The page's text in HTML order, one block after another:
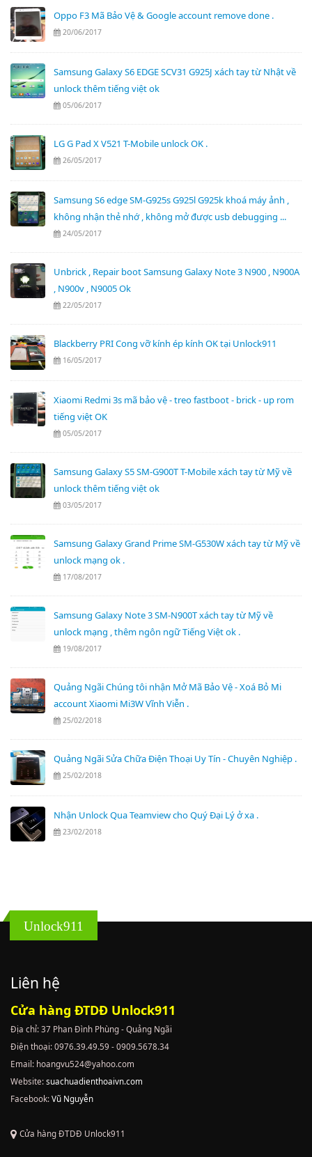
Oppo F3 Mã Bảo Vệ & Google account remove done .
20/06/2017
Samsung Galaxy S6 EDGE SCV31 G925J xách tay từ Nhật về
unlock thêm tiếng việt ok
05/06/2017
LG G Pad X V521 T-Mobile unlock OK .
26/05/2017
Samsung S6 edge SM-G925s G925l G925k khoá máy ảnh ,
không nhận thẻ nhớ , không mở được usb debugging ...
24/05/2017
Unbrick , Repair boot Samsung Galaxy Note 3 N900 , N900A
, N900v , N9005 Ok
22/05/2017
Blackberry PRI Cong vỡ kính ép kính OK tại Unlock911
16/05/2017
Xiaomi Redmi 3s mã bảo vệ - treo fastboot - brick - up rom
tiếng việt OK
05/05/2017
Samsung Galaxy S5 SM-G900T T-Mobile xách tay từ Mỹ về
unlock thêm tiếng việt ok
03/05/2017
Samsung Galaxy Grand Prime SM-G530W xách tay từ Mỹ về
unlock mạng ok .
17/08/2017
Samsung Galaxy Note 3 SM-N900T xách tay từ Mỹ về
unlock mạng , thêm ngôn ngữ Tiếng Việt ok .
19/08/2017
Quảng Ngãi Chúng tôi nhận Mở Mã Bảo Vệ - Xoá Bỏ Mi
account Xiaomi Mi3W Vĩnh Viễn .
25/02/2018
Quảng Ngãi Sửa Chữa Điện Thoại Uy Tín - Chuyên Nghiệp .
25/02/2018
Nhận Unlock Qua Teamview cho Quý Đại Lý ở xa .
23/02/2018
Unlock911
Liên hệ
Cửa hàng ĐTDĐ Unlock911
Địa chỉ: 37 Phan Đình Phùng - Quảng Ngãi
Điện thoại: 0976.39.49.59 - 0909.5678.34
Email: hoangvu524@yahoo.com
Website:suachuadienthoaivn.com
Facebook:Vũ Nguyễn
Cửa hàng ĐTDĐ Unlock911